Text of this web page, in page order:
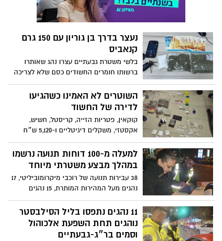
נעצר בדרך בן גוריון עם 150 גרם
קנאביס
בלשי משטרת גבעתיים עצרו נהג שאותרו
ברשותו חומרים החשודים כסם שלא לצריכה
עצמית
השוטרים לא האמינו כשהגיעו
לדירה של החשוד
קוקאין, פטריות הזייה, קריסטל, חשיש,
אקסטזי, משקלים דיגיטליים ו-5,120 ש״ח
החשודים כמזוייפים: שוטרי תחנת גבעתיים
עצרו חשוד ואיתרו ברשותו מגוון חומרים
החשודים כסם
למעלה מ-100 דוחות תנועה נרשמו
במהלך מבצע משטרתי מיוחד
38 עבירות תנועה של רוכבי מיקרומוביליטי, 17
נהגים מעל המהירות המותרת, 15 נהגים
שהשתמשו בפלאפון בנהיגה; נרשמו סה"כ 116
דוחות תנועה - פעילות אכיפת תנועה נרחבת
של שוטרי התנועה נגד עבירות תנועה
11 נהגים נתפסו בליל הסילבסטר
נוהגים תחת השפעת אלכוהול
וסמים בר״ג-גבעתיים